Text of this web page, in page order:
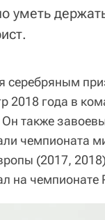
уметь
серебряным
2018 года в
также
чемпионата
(2017,
на чемпионате